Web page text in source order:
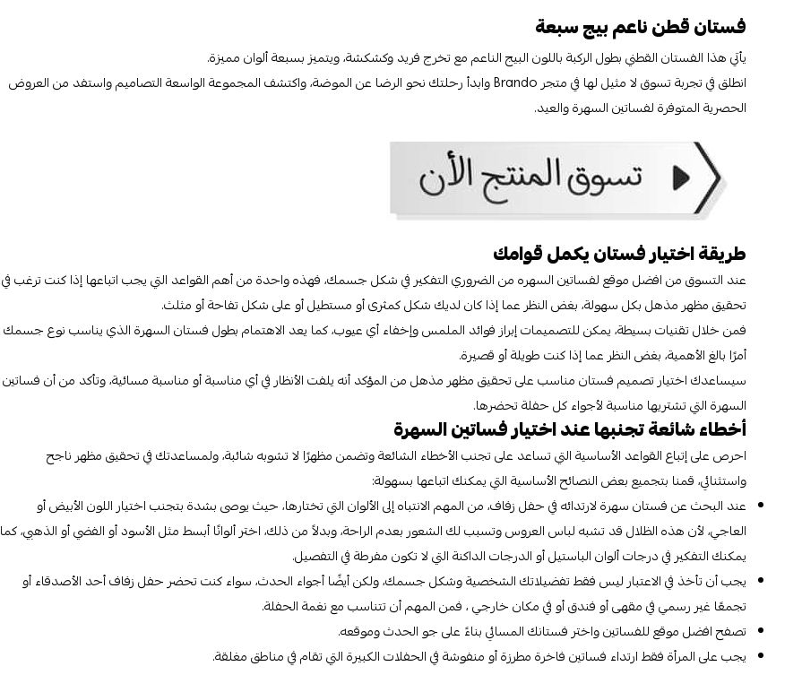
فستان قطن ناعم بيج سبعة
يأتي هذا الفستان القطني بطول الركبة باللون البيج الناعم مع تخرج فريد وكشكشة، ويتميز بسبعة ألوان مميزة.
انطلق في تجربة تسوق لا مثيل لها في متجر Brando وابدأ رحلتك نحو الرضا عن الموضة، واكتشف المجموعة الواسعة التصاميم واستفد من العروض
الحصرية المتوفرة لفساتين السهرة والعيد.
طريقة اختيار فستان يكمل قوامك
عند التسوق من افضل موقع لفساتين السهره من الضروري التفكير في شكل جسمك، فهذه واحدة من أهم القواعد التي يجب اتباعها إذا كنت ترغب في
تحقيق مظهر مذهل بكل سهولة، بغض النظر عما إذا كان لديك شكل كمثرى أو مستطيل أو على شكل تفاحة أو مثلث.
فمن خلال تقنيات بسيطة، يمكن للتصميمات إبراز فوائد الملمس وإخفاء أي عيوب، كما يعد الاهتمام بطول فستان السهرة الذي يناسب نوع جسمك
أمرًا بالغ الأهمية، بغض النظر عما إذا كنت طويلة أو قصيرة.
سيساعدك اختيار تصميم فستان مناسب على تحقيق مظهر مذهل من المؤكد أنه يلفت الأنظار في أي مناسبة أو مناسبة مسائية، وتأكد من أن فساتين
السهرة التي تشتريها مناسبة لأجواء كل حفلة تحضرها.
أخطاء شائعة تجنبها عند اختيار فساتين السهرة
احرص على إتباع القواعد الأساسية التي تساعد على تجنب الأخطاء الشائعة وتضمن مظهرًا لا تشوبه شائبة، ولمساعدتك في تحقيق مظهر ناجح
واستثنائي، قمنا بتجميع بعض النصائح الأساسية التي يمكنك اتباعها بسهولة:
عند البحث عن فستان سهرة لارتدائه في حفل زفاف، من المهم الانتباه إلى الألوان التي تختارها، حيث يوصى بشدة بتجنب اختيار اللون الأبيض أو
العاجي، لأن هذه الظلال قد تشبه لباس العروس وتسبب لك الشعور بعدم الراحة، وبدلاً من ذلك، اختر ألوانًا أبسط مثل الأسود أو الفضي أو الذهبي، كما
يمكنك التفكير في درجات ألوان الباستيل أو الدرجات الداكنة التي لا تكون مفرطة في التفصيل.
يجب أن تأخذ في الاعتبار ليس فقط تفضيلاتك الشخصية وشكل جسمك، ولكن أيضًا أجواء الحدث، سواء كنت تحضر حفل زفاف أحد الأصدقاء أو
تجمعًا غير رسمي في مقهى أو فندق أو في مكان خارجي ، فمن المهم أن تتناسب مع نغمة الحفلة.
تصفح افضل موقع للفساتين واختر فستانك المسائي بناءً على جو الحدث وموقعه.
يجب على المرأة فقط ارتداء فساتين فاخرة مطرزة أو منفوشة في الحفلات الكبيرة التي تقام في مناطق مغلقة.